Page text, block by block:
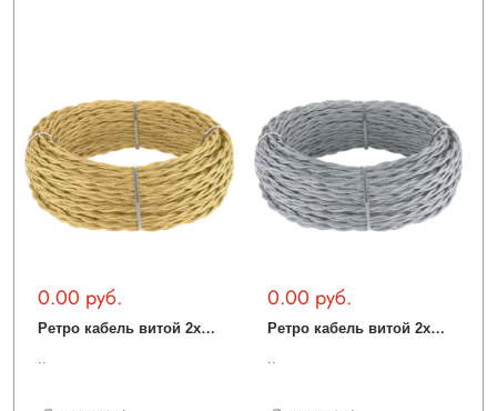
0.00 руб.
Р
етро кабель витой 2х2,5 (золотой песок) Ретро кабель витой 2х2,5 (золотой песок)
..
0.00 руб.
Р
етро кабель витой 2х1,5 (серый) Ретро кабель витой 2х1,5 (серый)
..